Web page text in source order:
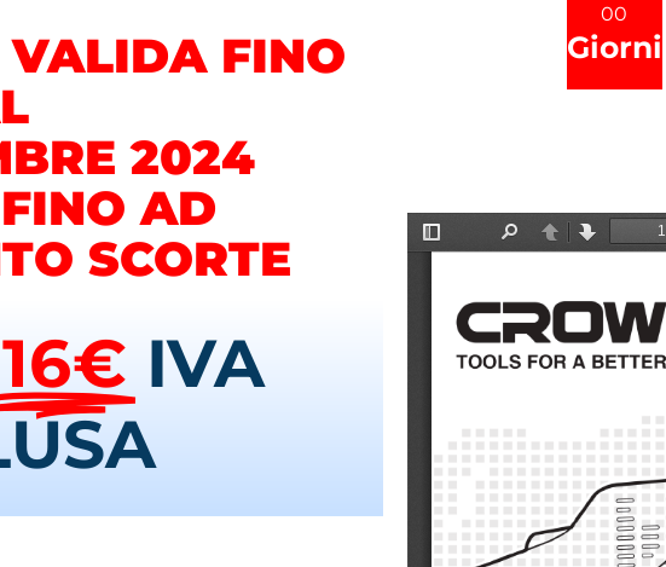
VALIDA FINO
2024
AD
SCORTE
IVA
00
Giorni